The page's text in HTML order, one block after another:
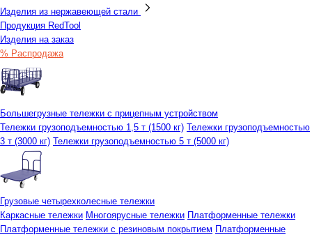
Изделия из нержавеющей стали
Продукция RedTool
Изделия на заказ
% Распродажа
Большегрузные тележки с прицепным устройством
Тележки грузоподъемностью 1,5 т (1500 кг) Тележки грузоподъемностью
3 т (3000 кг) Тележки грузоподъемностью 5 т (5000 кг)
Грузовые четырехколесные тележки
Каркасные тележки Многоярусные тележки Платформенные тележки
Платформенные тележки с резиновым покрытием Платформенные